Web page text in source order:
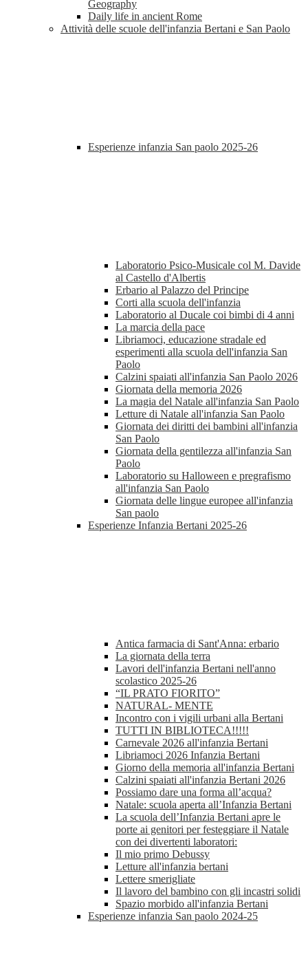
Geography
Daily life in ancient Rome
Attività delle scuole dell'infanzia Bertani e San Paolo
Esperienze infanzia San paolo 2025-26
Laboratorio Psico-Musicale col M. Davide
al Castello d'Albertis
Erbario al Palazzo del Principe
Corti alla scuola dell'infanzia
Laboratorio al Ducale coi bimbi di 4 anni
La marcia della pace
Libriamoci, educazione stradale ed
esperimenti alla scuola dell'infanzia San
Paolo
Calzini spaiati all'infanzia San Paolo 2026
Giornata della memoria 2026
La magia del Natale all'infanzia San Paolo
Letture di Natale all'infanzia San Paolo
Giornata dei diritti dei bambini all'infanzia
San Paolo
Giornata della gentilezza all'infanzia San
Paolo
Laboratorio su Halloween e pregrafismo
all'infanzia San Paolo
Giornata delle lingue europee all'infanzia
San paolo
Esperienze Infanzia Bertani 2025-26
Antica farmacia di Sant'Anna: erbario
La giornata della terra
Lavori dell'infanzia Bertani nell'anno
scolastico 2025-26
“IL PRATO FIORITO”
NATURAL- MENTE
Incontro con i vigili urbani alla Bertani
TUTTI IN BIBLIOTECA!!!!!
Carnevale 2026 all'infanzia Bertani
Libriamoci 2026 Infanzia Bertani
Giorno della memoria all'infanzia Bertani
Calzini spaiati all'infanzia Bertani 2026
Possiamo dare una forma all’acqua?
Natale: scuola aperta all’Infanzia Bertani
La scuola dell’Infanzia Bertani apre le
porte ai genitori per festeggiare il Natale
con dei divertenti laboratori:
Il mio primo Debussy
Letture all'infanzia bertani
Lettere smerigliate
Il lavoro del bambino con gli incastri solidi
Spazio morbido all'infanzia Bertani
Esperienze infanzia San paolo 2024-25